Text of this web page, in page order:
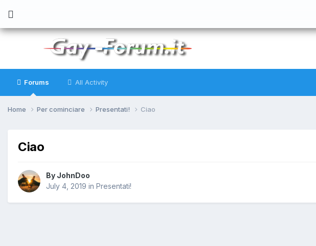
Forums All Activity
Home Per cominciare Presentati! Ciao
Ciao
By JohnDoo
July 4, 2019 in Presentati!